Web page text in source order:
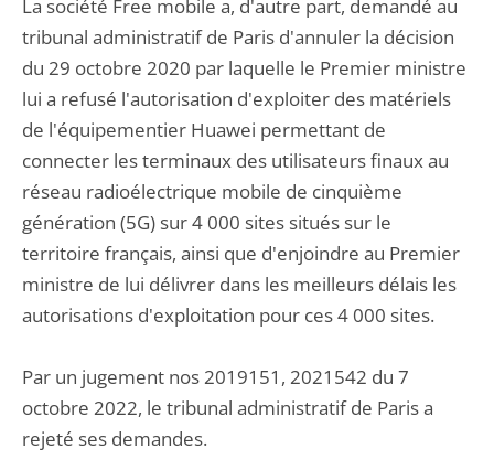
La société Free mobile a, d'autre part, demandé au
tribunal administratif de Paris d'annuler la décision
du 29 octobre 2020 par laquelle le Premier ministre
lui a refusé l'autorisation d'exploiter des matériels
de l'équipementier Huawei permettant de
connecter les terminaux des utilisateurs finaux au
réseau radioélectrique mobile de cinquième
génération (5G) sur 4 000 sites situés sur le
territoire français, ainsi que d'enjoindre au Premier
ministre de lui délivrer dans les meilleurs délais les
autorisations d'exploitation pour ces 4 000 sites.
Par un jugement nos 2019151, 2021542 du 7
octobre 2022, le tribunal administratif de Paris a
rejeté ses demandes.